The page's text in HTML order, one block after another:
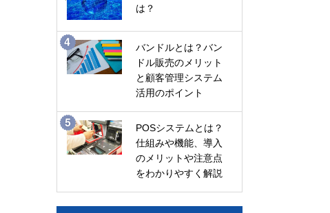
は？
バンドルとは？バン
ドル販売のメリット
と顧客管理システム
活用のポイント
POSシステムとは？
仕組みや機能、導入
のメリットや注意点
をわかりやすく解説